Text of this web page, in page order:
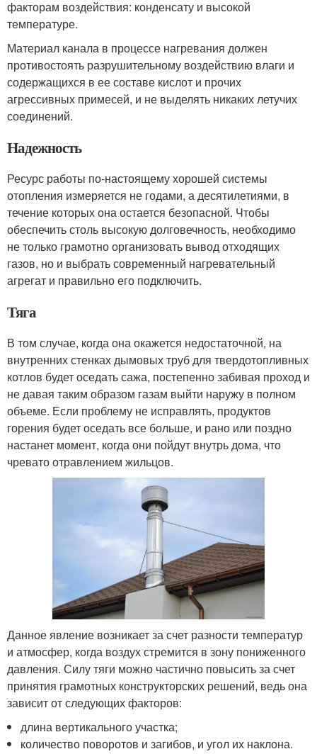
факторам воздействия: конденсату и высокой
температуре.
Материал канала в процессе нагревания должен
противостоять разрушительному воздействию влаги и
содержащихся в ее составе кислот и прочих
агрессивных примесей, и не выделять никаких летучих
соединений.
Надежность
Ресурс работы по-настоящему хорошей системы
отопления измеряется не годами, а десятилетиями, в
течение которых она остается безопасной. Чтобы
обеспечить столь высокую долговечность, необходимо
не только грамотно организовать вывод отходящих
газов, но и выбрать современный нагревательный
агрегат и правильно его подключить.
Тяга
В том случае, когда она окажется недостаточной, на
внутренних стенках дымовых труб для твердотопливных
котлов будет оседать сажа, постепенно забивая проход и
не давая таким образом газам выйти наружу в полном
объеме. Если проблему не исправлять, продуктов
горения будет оседать все больше, и рано или поздно
настанет момент, когда они пойдут внутрь дома, что
чревато отравлением жильцов.
Данное явление возникает за счет разности температур
и атмосфер, когда воздух стремится в зону пониженного
давления. Силу тяги можно частично повысить за счет
принятия грамотных конструкторских решений, ведь она
зависит от следующих факторов:
длина вертикального участка;
количество поворотов и загибов, и угол их наклона.